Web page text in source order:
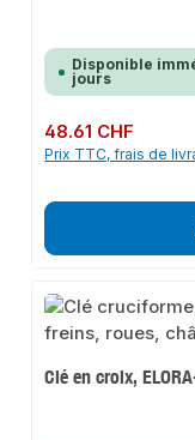
Disponible
jours
Prix régulier :
48.61 CHF
Prix TTC, frais de
Clé en croix,